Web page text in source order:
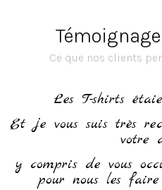
Ce que nos clients
Les T-shirts
Et je vous suis très
votre
y compris de vous
pour nous les